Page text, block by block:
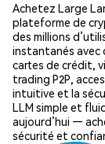
Achetez Large
plateforme de
des millions
instantanés avec
cartes de crédit,
trading P2P,
intuitive et la
LLM simple et
aujourd’hui —
sécurité et